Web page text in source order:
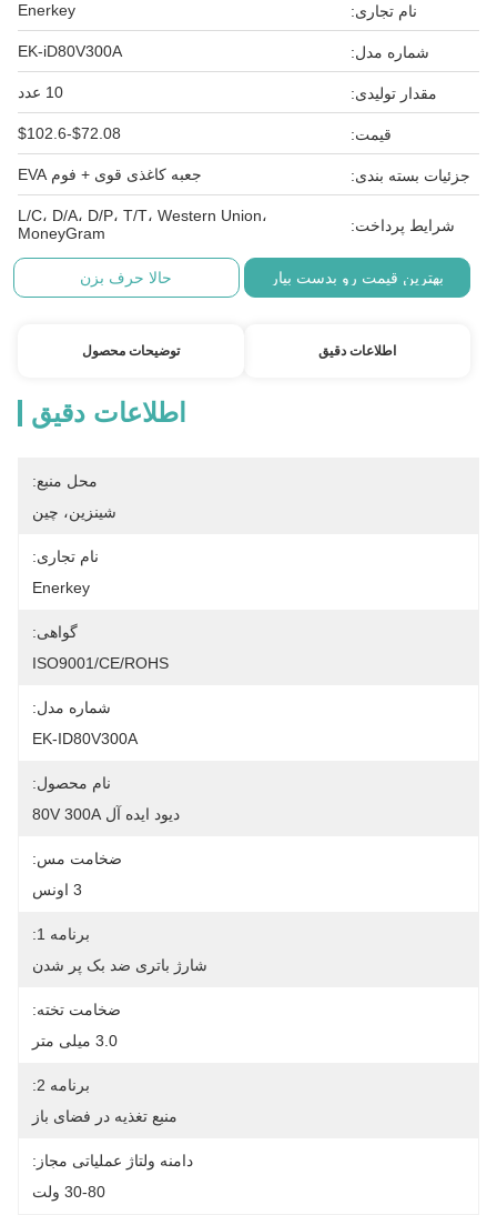
نام تجاری: Enerkey
شماره مدل: EK-iD80V300A
مقدار تولیدی: 10 عدد
قیمت: $72.08-$102.6
جزئیات بسته بندی: جعبه کاغذی قوی + فوم EVA
شرایط پرداخت:
L/C، D/A، D/P، T/T، Western Union،
MoneyGram
بهترین قیمت رو بدست بیار حالا حرف بزن
اطلاعات دقیق توضیحات محصول
اطلاعات دقیق
محل منبع:
شينزين، چين
نام تجاری:
Enerkey
گواهی:
ISO9001/CE/ROHS
شماره مدل:
EK-ID80V300A
نام محصول:
دیود ایده آل 80V 300A
ضخامت مس:
3 اونس
برنامه 1:
شارژ باتری ضد بک پر شدن
ضخامت تخته:
3.0 میلی متر
برنامه 2:
منبع تغذیه در فضای باز
دامنه ولتاژ عملیاتی مجاز:
30-80 ولت